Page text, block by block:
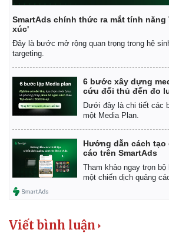
SmartAds chính thức ra mắt tính năng
xúc'
Đây là bước mở rộng quan trọng trong hệ
targeting.
6 bước xây dựng
cứu đối thủ đến đo
Dưới đây là chi tiết các
một Media Plan.
Hướng dẫn cách
cáo trên SmartAds
Tham khảo ngay trọn
một chiến dịch quảng
Viết bình luận